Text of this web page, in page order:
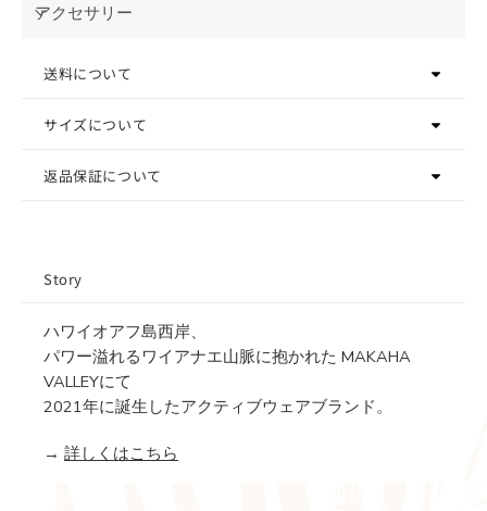
アクセサリー
送料について
サイズについて
返品保証について
Story
ハワイオアフ島西岸、
パワー溢れるワイアナエ山脈に抱かれた MAKAHA
VALLEYにて
2021年に誕生したアクティブウェアブランド。
→ 詳しくはこちら